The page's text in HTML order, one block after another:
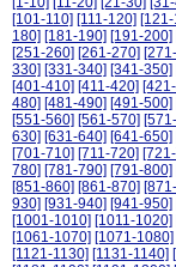
[101-110] [111-120]
180] [181-190] [191-200]
[251-260] [261-270]
330] [331-340] [341-350]
[401-410] [411-420]
480] [481-490] [491-500]
[551-560] [561-570]
630] [631-640] [641-650]
[701-710] [711-720]
780] [781-790] [791-800]
[851-860] [861-870]
930] [931-940] [941-950]
[1001-1010] [1011-1020]
[1061-1070] [1071-1080]
[1121-1130] [1131-1140]